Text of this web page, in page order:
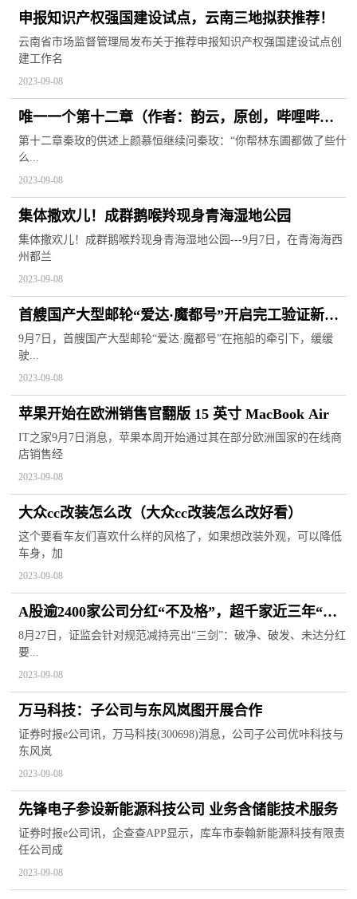
申报知识产权强国建设试点，云南三地拟获推荐！
云南省市场监督管理局发布关于推荐申报知识产权强国建设试点创
建工作名
2023-09-08
唯一一个第十二章（作者：韵云，原创，哔哩哔哩
独家首发，轻推理，纯爱，长篇）
第十二章秦玫的供述上颜慕恒继续问秦玫：“你帮林东圃都做了些什
么...
2023-09-08
集体撒欢儿！成群鹅喉羚现身青海湿地公园
集体撒欢儿！成群鹅喉羚现身青海湿地公园---9月7日，在青海海西
州都兰
2023-09-08
首艘国产大型邮轮“爱达·魔都号”开启完工验证新航
程
9月7日，首艘国产大型邮轮“爱达·魔都号”在拖船的牵引下，缓缓
驶...
2023-09-08
苹果开始在欧洲销售官翻版 15 英寸 MacBook Air
IT之家9月7日消息，苹果本周开始通过其在部分欧洲国家的在线商
店销售经
2023-09-08
大众cc改装怎么改（大众cc改装怎么改好看）
这个要看车友们喜欢什么样的风格了，如果想改装外观，可以降低
车身，加
2023-09-08
A股逾2400家公司分红“不及格”，超千家近三年“一
毛不拔”
8月27日，证监会针对规范减持亮出“三剑”：破净、破发、未达分红
要...
2023-09-08
万马科技：子公司与东风岚图开展合作
证券时报e公司讯，万马科技(300698)消息，公司子公司优咔科技与
东风岚
2023-09-08
先锋电子参设新能源科技公司 业务含储能技术服务
证券时报e公司讯，企查查APP显示，库车市泰翰新能源科技有限责
任公司成
2023-09-08